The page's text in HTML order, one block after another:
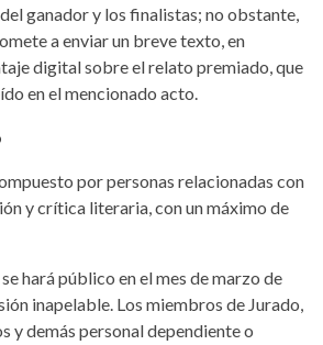
ganador y los finalistas; no obstante,
a enviar un breve texto, en
digital sobre el relato premiado, que
en el mencionado acto.
por personas relacionadas con
y crítica literaria, con un máximo de
hará público en el mes de marzo de
inapelable. Los miembros de Jurado,
y demás personal dependiente o